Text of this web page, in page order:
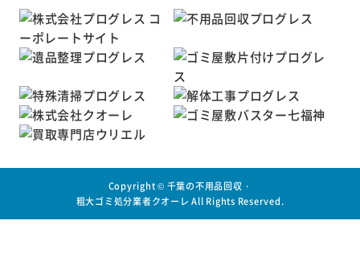
Copyright © 千葉の不用品回収・
粗大ゴミ処分業者クオーレ All Rights Reserved.